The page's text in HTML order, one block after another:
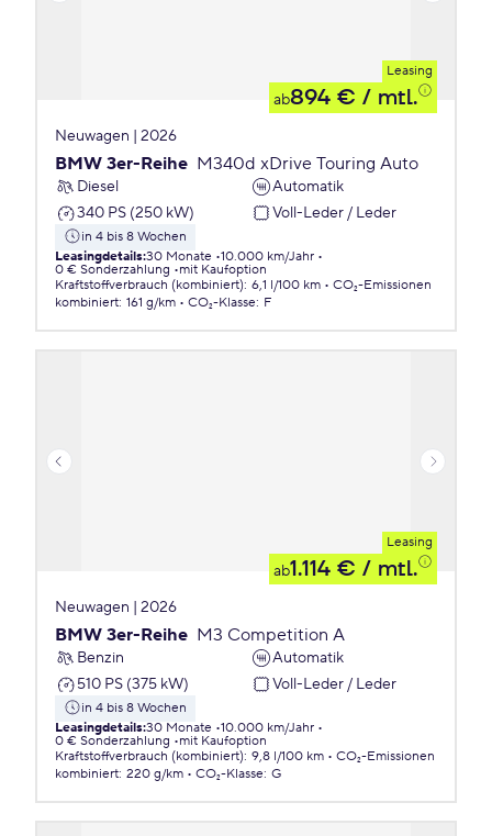
Leasing
ab894 € / mtl.
Neuwagen | 2026
BMW 3er-Reihe M340d xDrive Touring Auto
Diesel
Automatik
340 PS (250 kW)
Voll-Leder / Leder
in 4 bis 8 Wochen
Leasingdetails:30 Monate 10.000 km/Jahr
0 € Sonderzahlung
mit Kaufoption
Kraftstoffverbrauch (kombiniert): 6,1 l/100 km
CO₂-Emissionen
kombiniert: 161 g/km CO₂-Klasse: F
Leasing
ab1.114 € / mtl.
Neuwagen | 2026
BMW 3er-Reihe M3 Competition A
Benzin
Automatik
510 PS (375 kW)
Voll-Leder / Leder
in 4 bis 8 Wochen
Leasingdetails:30 Monate 10.000 km/Jahr
0 € Sonderzahlung
mit Kaufoption
Kraftstoffverbrauch (kombiniert): 9,8 l/100 km
CO₂-Emissionen
kombiniert: 220 g/km CO₂-Klasse: G